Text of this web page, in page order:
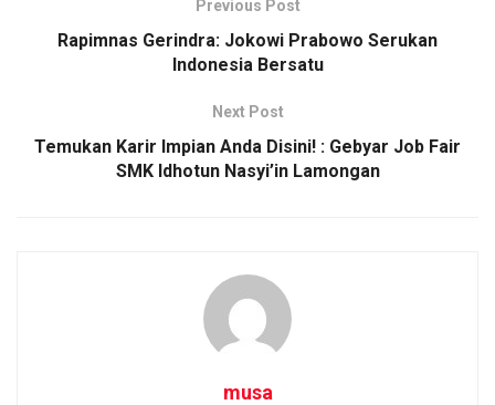
Previous Post
Rapimnas Gerindra: Jokowi Prabowo Serukan
Indonesia Bersatu
Next Post
Temukan Karir Impian Anda Disini! : Gebyar Job Fair
SMK Idhotun Nasyi’in Lamongan
musa